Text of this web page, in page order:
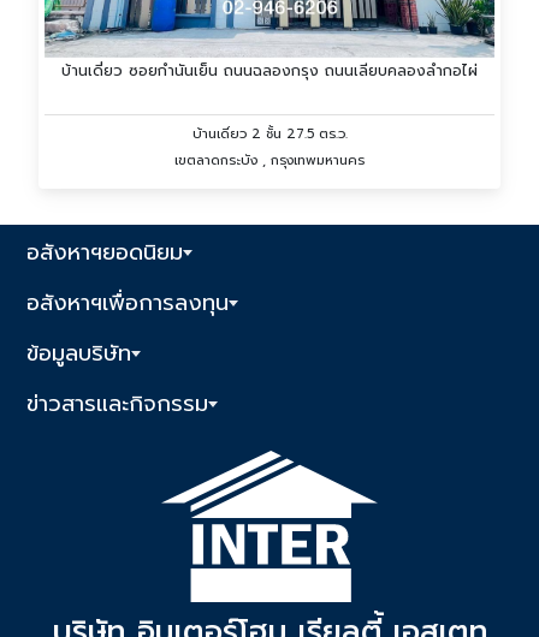
บ้านเดี่ยว ซอยกำนันเย็น ถนนฉลองกรุง ถนนเลียบคลองลำกอไผ่
บ้านเดี่ยว 2 ชั้น 27.5 ตร.ว.
เขตลาดกระบัง , กรุงเทพมหานคร
อสังหาฯยอดนิยม
อสังหาฯเพื่อการลงทุน
ข้อมูลบริษัท
ข่าวสารและกิจกรรม